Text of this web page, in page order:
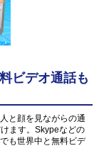
ビデオ通話も
と顔を見ながらの通
ます。Skypeなどの
も世界中と無料ビデ